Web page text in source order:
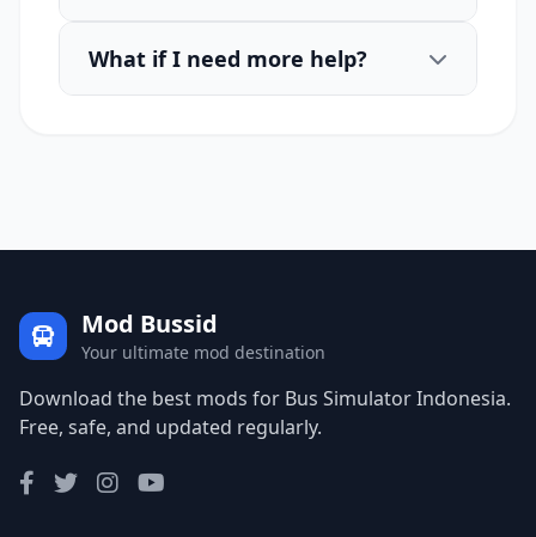
What if I need more help?
Mod Bussid
Your ultimate mod destination
Download the best mods for Bus Simulator Indonesia.
Free, safe, and updated regularly.